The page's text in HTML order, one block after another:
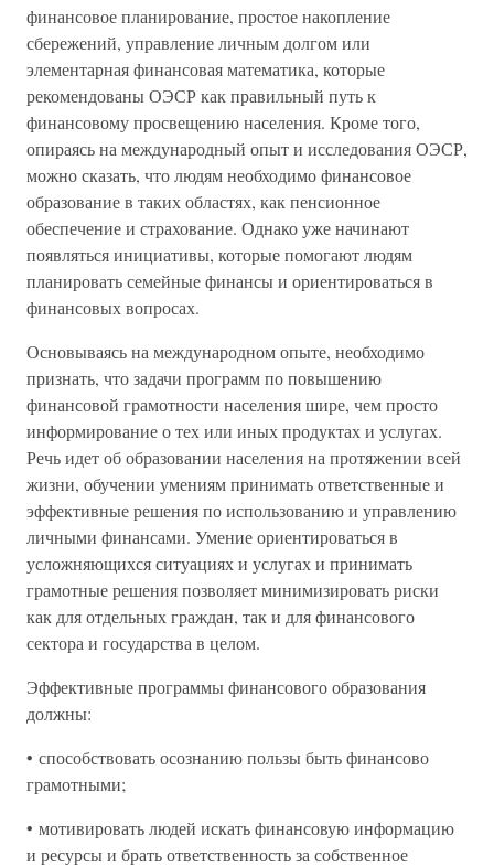
финансовое планирование, простое накопление
сбережений, управление личным долгом или
элементарная финансовая математика, которые
рекомендованы ОЭСР как правильный путь к
финансовому просвещению населения. Кроме того,
опираясь на международный опыт и исследования ОЭСР,
можно сказать, что людям необходимо финансовое
образование в таких областях, как пенсионное
обеспечение и страхование. Однако уже начинают
появляться инициативы, которые помогают людям
планировать семейные финансы и ориентироваться в
финансовых вопросах.
Основываясь на международном опыте, необходимо
признать, что задачи программ по повышению
финансовой грамотности населения шире, чем просто
информирование о тех или иных продуктах и услугах.
Речь идет об образовании населения на протяжении всей
жизни, обучении умениям принимать ответственные и
эффективные решения по использованию и управлению
личными финансами. Умение ориентироваться в
усложняющихся ситуациях и услугах и принимать
грамотные решения позволяет минимизировать риски
как для отдельных граждан, так и для финансового
сектора и государства в целом.
Эффективные программы финансового образования
должны:
• способствовать осознанию пользы быть финансово
грамотными;
• мотивировать людей искать финансовую информацию
и ресурсы и брать ответственность за собственное